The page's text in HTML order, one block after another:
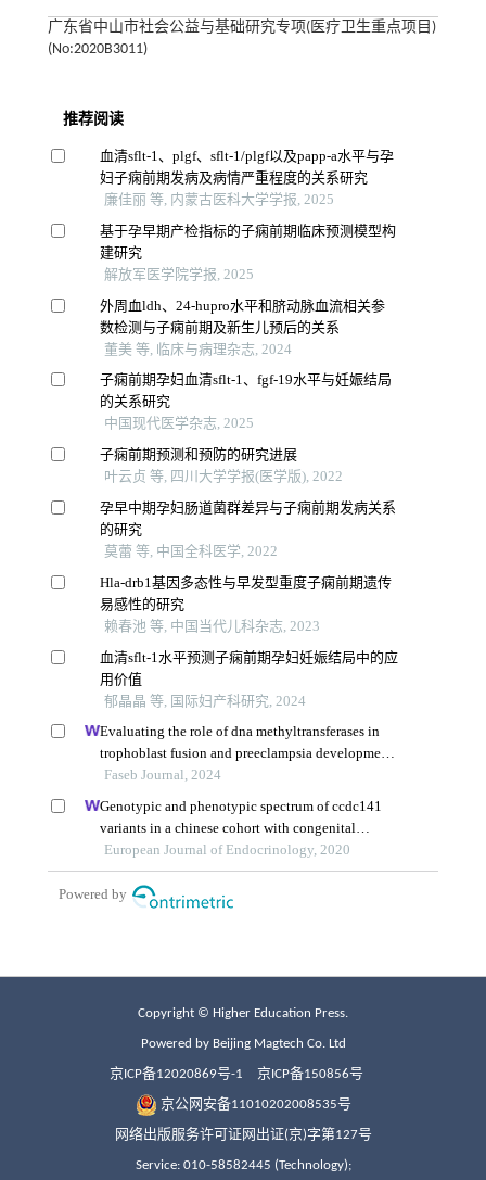
广东省中山市社会公益与基础研究专项(医疗卫生重点项目)
(No:2020B3011)
Copyright © Higher Education Press.
Powered by Beijing Magtech Co. Ltd
京ICP备12020869号-1 京ICP备150856号
京公网安备11010202008535号
网络出版服务许可证网出证(京)字第127号
Service: 010-58582445 (Technology);